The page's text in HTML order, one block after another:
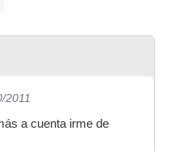
2011
a cuenta irme de